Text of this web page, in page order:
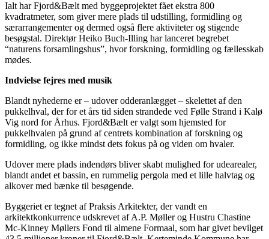
Ialt har Fjord&Bælt med byggeprojektet fået ekstra 800
kvadratmeter, som giver mere plads til udstilling, formidling og
særarrangementer og dermed også flere aktiviteter og stigende
besøgstal. Direktør Heiko Buch-Illing har lanceret begrebet
“naturens forsamlingshus”, hvor forskning, formidling og fællesskab
mødes.
Indvielse fejres med musik
Blandt nyhederne er – udover odderanlægget – skelettet af den
pukkelhval, der for et års tid siden strandede ved Følle Strand i Kalø
Vig nord for Århus. Fjord&Bælt er valgt som hjemsted for
pukkelhvalen på grund af centrets kombination af forskning og
formidling, og ikke mindst dets fokus på og viden om hvaler.
Udover mere plads indendørs bliver skabt mulighed for udearealer,
blandt andet et bassin, en rummelig pergola med et lille halvtag og
alkover med bænke til besøgende.
Byggeriet er tegnet af Praksis Arkitekter, der vandt en
arkitektkonkurrence udskrevet af A.P. Møller og Hustru Chastine
Mc-Kinney Møllers Fond til almene Formaal, som har givet bevilget